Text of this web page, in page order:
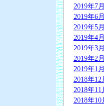
2019年7月
2019年6月
2019年5月
2019年4月
2019年3月
2019年2月
2019年1月
2018年12
2018年11
2018年10